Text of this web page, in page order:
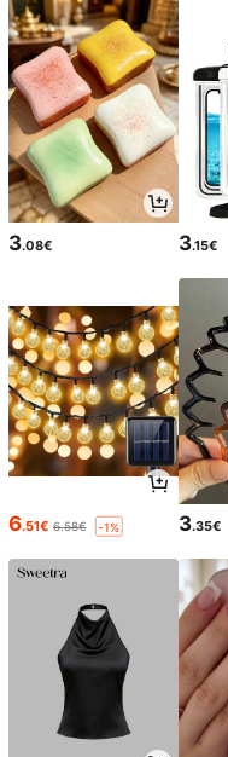
3.08€ 3.15€
6.51€ 6.58€ -1% 3.35€